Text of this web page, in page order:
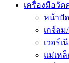
เครื่องมือวัด
หน้าปัด
เกจ์ลม
เวอร์เ
แม่เห